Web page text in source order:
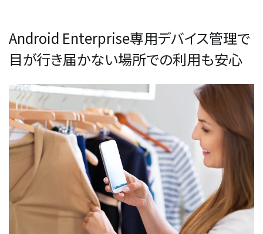
Android Enterprise専用デバイス管理で
目が行き届かない場所での利用も安心